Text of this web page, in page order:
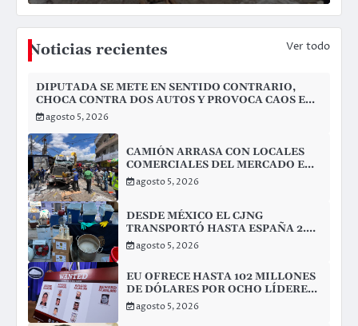
Noticias recientes Ver todo
DIPUTADA SE METE EN SENTIDO CONTRARIO,
CHOCA CONTRA DOS AUTOS Y PROVOCA CAOS EN
PLAYA DEL CARMEN
agosto 5, 2026
CAMIÓN ARRASA CON LOCALES
COMERCIALES DEL MERCADO EN
VILLA NUEVA, CIUDAD DE
GUATEMALA
agosto 5, 2026
DESDE MÉXICO EL CJNG
TRANSPORTÓ HASTA ESPAÑA 2.5
TONELADAS DE METANFETAMINA
agosto 5, 2026
EU OFRECE HASTA 102 MILLONES
DE DÓLARES POR OCHO LÍDERES
DEL CJNG
agosto 5, 2026